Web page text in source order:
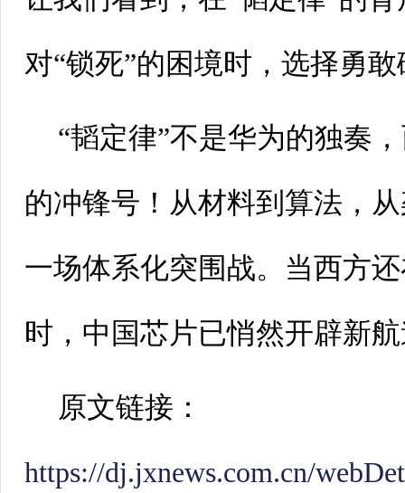
对“锁死”的困境时，选择勇
“韬定律”不是华为的独奏
的冲锋号！从材料到算法，
一场体系化突围战。当西方
时，中国芯片已悄然开辟新
原文链接：
https://dj.jxnews.com.cn/